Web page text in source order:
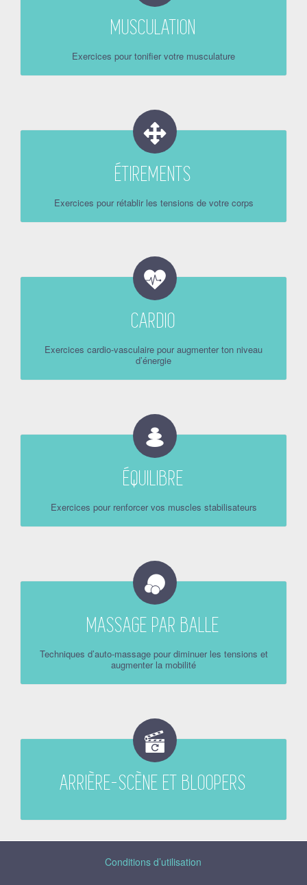
MUSCULATION
Exercices pour tonifier votre musculature
ÉTIREMENTS
Exercices pour rétablir les tensions de votre corps
CARDIO
Exercices cardio-vasculaire pour augmenter ton niveau
d’énergie
ÉQUILIBRE
Exercices pour renforcer vos muscles stabilisateurs
MASSAGE PAR BALLE
Techniques d’auto-massage pour diminuer les tensions et
augmenter la mobilité
ARRIÈRE-SCÈNE ET BLOOPERS
Conditions d’utilisation